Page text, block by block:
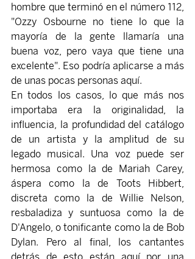
hombre que terminó en el número 112,
"Ozzy Osbourne no tiene lo que la
mayoría de la gente llamaría una
buena voz, pero vaya que tiene una
excelente". Eso podría aplicarse a más
de unas pocas personas aquí.
En todos los casos, lo que más nos
importaba era la originalidad, la
influencia, la profundidad del catálogo
de un artista y la amplitud de su
legado musical. Una voz puede ser
hermosa como la de Mariah Carey,
áspera como la de Toots Hibbert,
discreta como la de Willie Nelson,
resbaladiza y suntuosa como la de
D'Angelo, o tonificante como la de Bob
Dylan. Pero al final, los cantantes